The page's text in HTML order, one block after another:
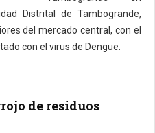
Distrital de Tambogrande,
del mercado central, con el
con el virus de Dengue.
de residuos